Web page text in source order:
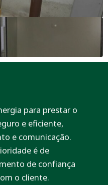
para prestar o
e eficiente,
e comunicação.
é de
de confiança
o cliente.